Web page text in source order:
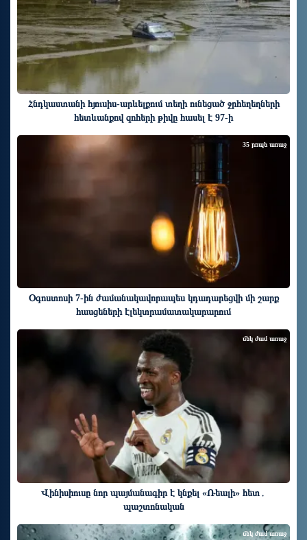
Հնդկաստանի հյուսիս-արևելքում տեղի ունեցած ջրհեղեղների
հետևանքով զոհերի թիվը հասել է 97-ի
Օգոստոսի 7-ին ժամանակավորապես կդադարեցվի մի շարք
հասցեների էլեկտրամատակարարում
35 րոպե առաջ
Վինիսիուսը նոր պայմանագիր է կնքել «Ռեալի» հետ․
պաշտոնական
մեկ ժամ առաջ
մեկ ժամ առաջ